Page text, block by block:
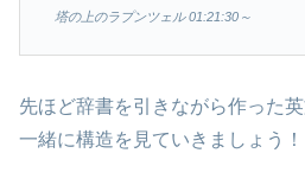
塔の上のラプンツェル 01:21:30～
先ほど辞書を引きながら作った
一緒に構造を見ていきましょう！